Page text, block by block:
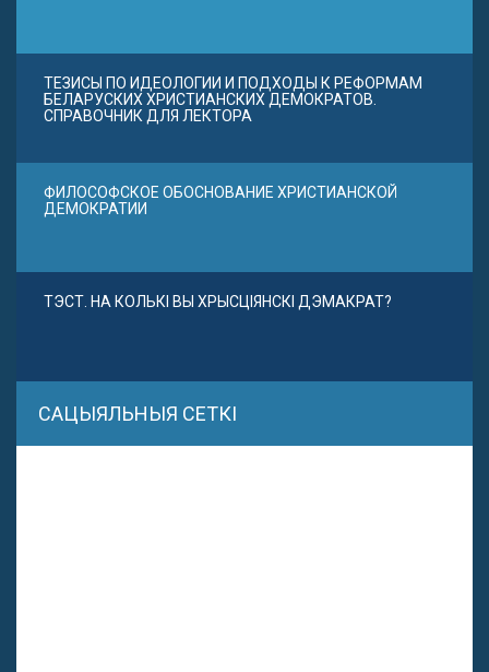
ТЕЗИСЫ ПО ИДЕОЛОГИИ И ПОДХОДЫ К РЕФОРМАМ
БЕЛАРУСКИХ ХРИСТИАНСКИХ ДЕМОКРАТОВ.
СПРАВОЧНИК ДЛЯ ЛЕКТОРА
ФИЛОСОФСКОЕ ОБОСНОВАНИЕ ХРИСТИАНСКОЙ
ДЕМОКРАТИИ
ТЭСТ. НА КОЛЬКІ ВЫ ХРЫСЦІЯНСКІ ДЭМАКРАТ?
САЦЫЯЛЬНЫЯ СЕТКІ